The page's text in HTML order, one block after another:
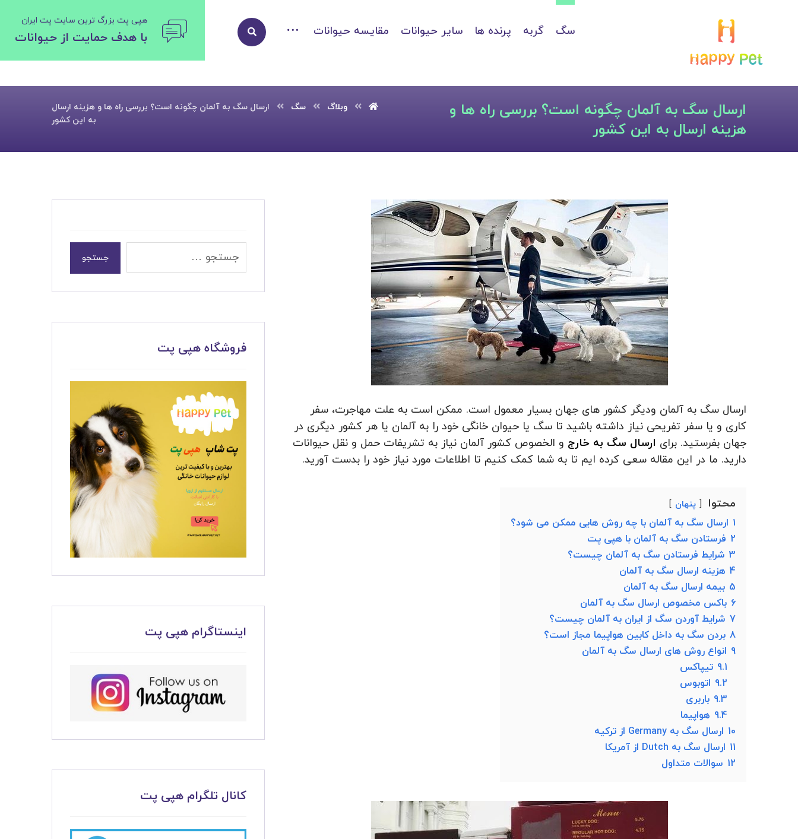
هپی پت بزرگ ترین سایت پت ایران
با هدف حمایت از حیوانات سگ گربه پرنده ها سایر حیوانات مقایسه حیوانات
ارسال سگ به آلمان چگونه است؟ بررسی راه ها و
هزینه ارسال به این کشور
وبلاگ سگ
ارسال سگ به آلمان چگونه است؟ بررسی راه ها و هزینه ارسال
به این کشور
ارسال سگ به آلمان ودیگر کشور های جهان بسیار معمول است. ممکن است به علت مهاجرت، سفر
کاری و یا سفر تفریحی نیاز داشته باشید تا سگ یا حیوان خانگی خود را به آلمان یا هر کشور دیگری در
جهان بفرستید. برای ارسال سگ به خارج و الخصوص کشور آلمان نیاز به تشریفات حمل و نقل حیوانات
دارید. ما در این مقاله سعی کرده ایم تا به شما کمک کنیم تا اطلاعات مورد نیاز خود را بدست آورید.
محتوا پنهان
1 ارسال سگ به آلمان با چه روش هایی ممکن می شود؟
2 فرستادن سگ به آلمان با هپی پت
3 شرایط فرستادن سگ به آلمان چیست؟
4 هزینه ارسال سگ به آلمان
5 بیمه ارسال سگ به آلمان
6 باکس مخصوص ارسال سگ به آلمان
7 شرایط آوردن سگ از ایران به آلمان چیست؟
8 بردن سگ به داخل کابین هواپیما مجاز است؟
9 انواع روش های ارسال سگ به آلمان
9.1 تیپاکس
9.2 اتوبوس
9.3 باربری
9.4 هواپیما
10 ارسال سگ به Germany از ترکیه
11 ارسال سگ به Dutch از آمریکا
12 سوالات متداول
جستجو
فروشگاه هپی پت
اینستاگرام هپی پت
کانال تلگرام هپی پت